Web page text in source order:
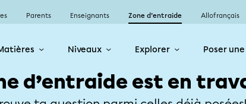
Parents Enseignants Zone d’entraide Allofrançais
Niveaux Explorer Poser
d’entraide est en